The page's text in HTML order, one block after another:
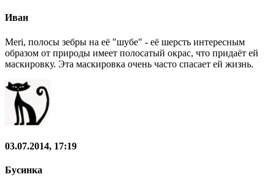
Иван
Meri, полосы зебры на её "шубе" - её шерсть интересным
образом от природы имеет полосатый окрас, что придаёт ей
маскировку. Эта маскировка очень часто спасает ей жизнь.
03.07.2014, 17:19
Бусинка